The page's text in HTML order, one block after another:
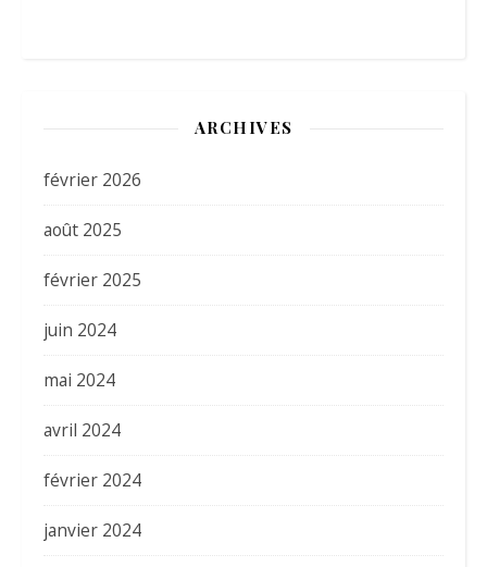
ARCHIVES
février 2026
août 2025
février 2025
juin 2024
mai 2024
avril 2024
février 2024
janvier 2024